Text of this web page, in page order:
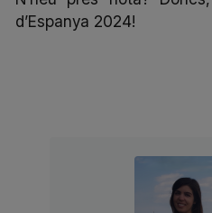
d’Espanya 2024!